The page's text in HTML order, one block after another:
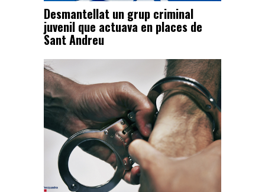
Desmantellat un grup criminal
juvenil que actuava en places de
Sant Andreu